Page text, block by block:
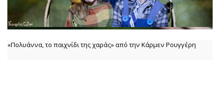
«Πολυάννα, το παιχνίδι της χαράς» από την Κάρμεν Ρουγγέρη